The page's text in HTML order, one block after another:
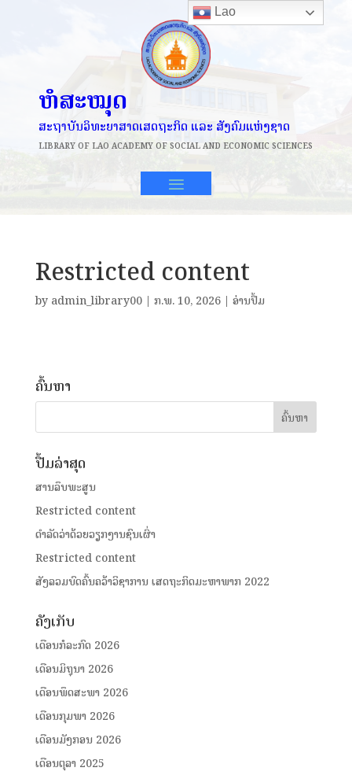
ຫໍສະໝຸດ
ສະຖາບັນວິທະຍາສາດເສດຖະກິດ ແລະ ສັງຄົມແຫ່ງຊາດ
LIBRARY OF LAO ACADEMY OF SOCIAL AND ECONOMIC SCIENCES
Restricted content
by admin_library00| ກ.ພ. 10, 2026| ອ່ານປຶ້ມ
ຄົ້ນຫາ
ປື້ມລ່າສຸດ
ສານລຶບພະສູນ
Restricted content
ດໍາລັດວ່າດ້ວຍວຽກງານຊົນເຜົ່າ
Restricted content
ສັງລວມບົດຄົ້ນຄວ້າວິຊາການ ເສດຖະກິດມະຫາພາກ 2022
ຄັງເກັບ
ເດືອນກໍລະກົດ 2026
ເດືອນມິຖຸນາ 2026
ເດືອນພຶດສະພາ 2026
ເດືອນກຸມພາ 2026
ເດືອນມັງກອນ 2026
ເດືອນຕຸລາ 2025
Lao